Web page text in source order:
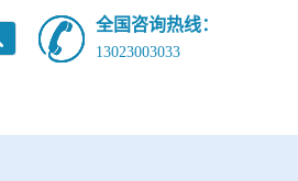
全国咨询热线：
13023003033